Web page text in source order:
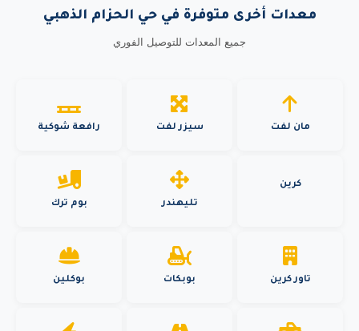
معدات أخرى متوفرة في حي الحزام الذهبي
جميع المعدات للتوصيل الفوري
مان لفت سيزر لفت رافعة شوكية
كرين
تليهندر
بوم ترك
تاور كرين بوبكات بوكلين